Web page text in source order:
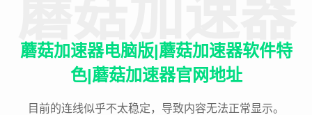
蘑菇加速器电脑版|蘑菇加速器软件特
色|蘑菇加速器官网地址
目前的连线似乎不太稳定，导致内容无法正常显示。